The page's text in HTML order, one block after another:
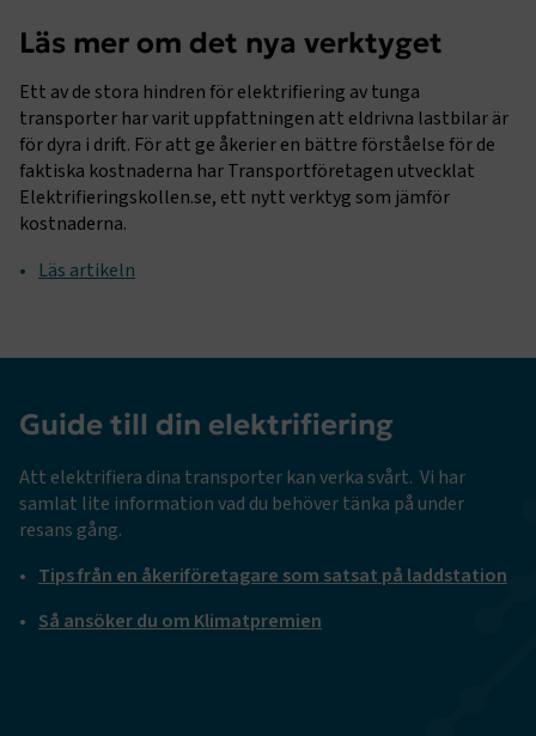
Läs mer om det nya verktyget
Ett av de stora hindren för elektrifiering av tunga
transporter har varit uppfattningen att eldrivna lastbilar är
för dyra i drift. För att ge åkerier en bättre förståelse för de
faktiska kostnaderna har Transportföretagen utvecklat
Elektrifieringskollen.se, ett nytt verktyg som jämför
kostnaderna.
Läs artikeln
Guide till din elektrifiering
Att elektrifiera dina transporter kan verka svårt. Vi har
samlat lite information vad du behöver tänka på under
resans gång.
Tips från en åkeriföretagare som satsat på laddstation
Så ansöker du om Klimatpremien